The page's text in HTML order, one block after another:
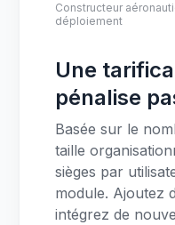
Constructeur
déploiement
Une
pénalise
Basée sur le
taille
sièges par
module. Ajoutez
intégrez de